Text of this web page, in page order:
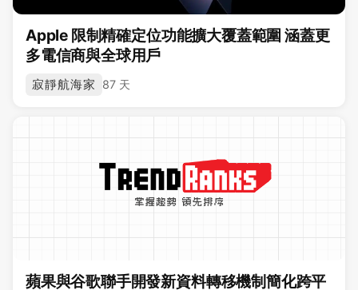
Apple 限制精確定位功能擴大覆蓋範圍 涵蓋更
多電信商與全球用戶
寂靜航海家 87 天
蘋果與谷歌聯手開發新資料轉移機制簡化跨平